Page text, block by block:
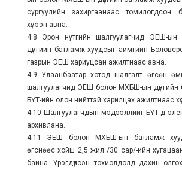
сургуулийн захиргаанаас томилогдсон
хүлээн авна.
4.8 Орон нутгийн шалгуулагчид ЭЕШ-
дүнгийн батламж хуудсыг аймгийн
газрын ЭЕШ хариуцсан ажилтнаас авна.
4.9 Улаанбаатар хотод шалгалт өгсөн
шалгуулагчид ЭЕШ болон МХБШ-ын дүнгийн
БҮТ-ийн олон нийттэй харилцах ажилтнаас
4.10 Шалгуулагчдын мэдээллийг БҮТ-д
архивлана.
4.11 ЭЕШ болон МХБШ-ын батламж
өгснөөс хойш 2,5 жил /30 сар/-ийн
байна. Үрэгдүүлсэн тохиолдолд дахин